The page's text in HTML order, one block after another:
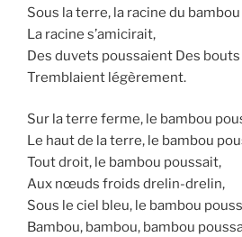
Sous la terre, la racine du
La racine s’amicirait,
Des duvets poussaient Des
Tremblaient légèrement.
Sur la terre ferme, le bambou
Le haut de la terre, le bambou
Tout droit, le bambou poussait,
Aux nœuds froids drelin-drelin,
Sous le ciel bleu, le bambou
Bambou, bambou, bambou